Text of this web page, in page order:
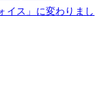
ス」に変わりまし